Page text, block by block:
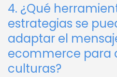
4. ¿Qué
estrategias se
adaptar el
ecommerce para
culturas?